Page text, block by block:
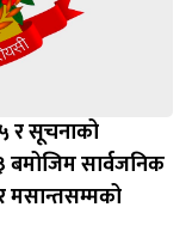
र सूचनाको
सार्वजनिक
मसान्तसम्मको